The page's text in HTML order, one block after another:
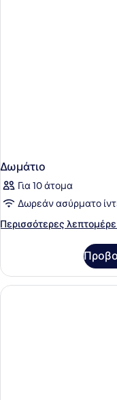
Δωμάτιο
Για 10 άτομα
Δωρεάν ασύρματο
Περισσότερες
Περισσότερες